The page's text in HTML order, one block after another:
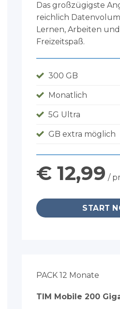
Das großzügigste
reichlich
Lernen, Arbeiten
Freizeitspaß.
300 GB
Monatlich
5G Ultra
GB extra möglich
€ 12,99 /
START
PACK 12 Monate
TIM Mobile 200